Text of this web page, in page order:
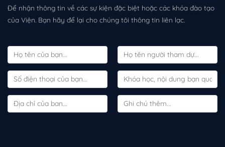
Để nhận thông tin về các sự kiện đặc biệt hoặc các khóa đào tạo
của Viện. Bạn hãy để lại cho chúng tôi thông tin liên lạc.